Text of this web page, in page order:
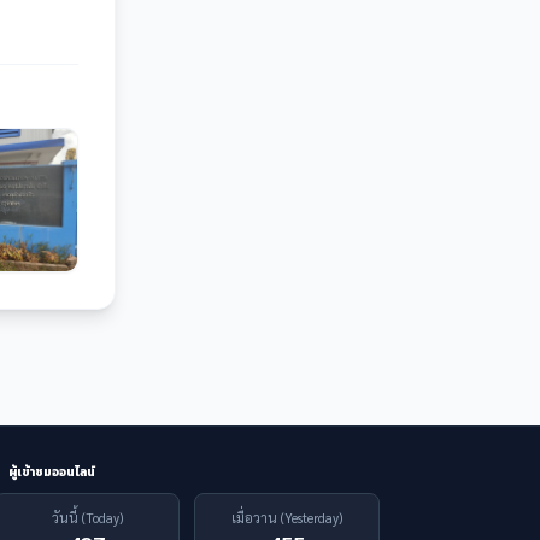
ผู้เข้าชมออนไลน์
วันนี้ (Today) เมื่อวาน (Yesterday)